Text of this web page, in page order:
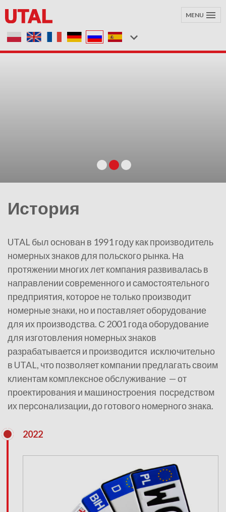
MENU
История
UTAL был основан в 1991 году как производитель
номерных знаков для польского рынка. На
протяжении многих лет компания развивалась в
направлении современного и самостоятельного
предприятия, которое не только производит
номерные знаки, но и поставляет оборудование
для их производства. С 2001 года оборудование
для изготовления номерных знаков
разрабатывается и производится исключительно
в UTAL, что позволяет компании предлагать своим
клиентам комплексное обслуживание — от
проектирования и машиностроения посредством
их персонализации,до готового номерного знака.
2022